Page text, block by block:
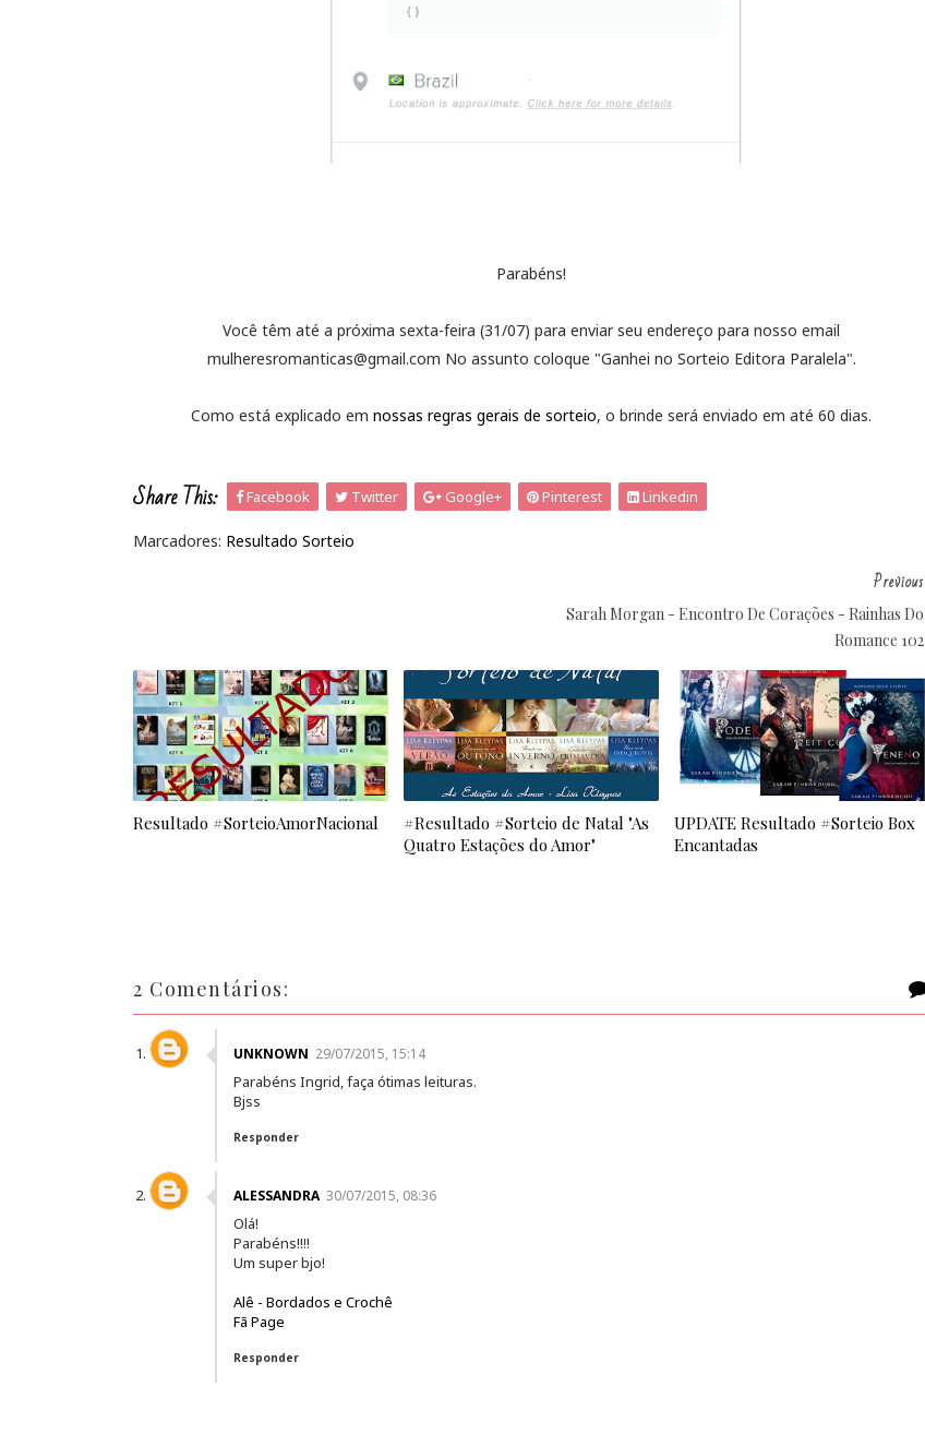
Parabéns!
Você têm até a próxima sexta-feira (31/07) para enviar seu endereço para nosso email
mulheresromanticas@gmail.com No assunto coloque "Ganhei no Sorteio Editora Paralela".
Como está explicado em nossas regras gerais de sorteio, o brinde será enviado em até 60 dias.
Share This: Facebook Twitter Google+ Pinterest Linkedin
Marcadores: Resultado Sorteio
Previous
Sarah Morgan - Encontro De Corações - Rainhas Do
Romance 102
Resultado #SorteioAmorNacional
#Resultado #Sorteio de Natal "As
Quatro Estações do Amor"
UPDATE Resultado #Sorteio Box
Encantadas
2 Comentários:
UNKNOWN 29/07/2015, 15:14
Parabéns Ingrid, faça ótimas leituras.
Bjss
Responder
ALESSANDRA 30/07/2015, 08:36
Olá!
Parabéns!!!!
Um super bjo!
Alê - Bordados e Crochê
Fã Page
Responder